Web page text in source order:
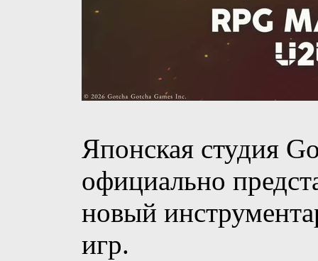
Японская студия
официально
новый
игр.